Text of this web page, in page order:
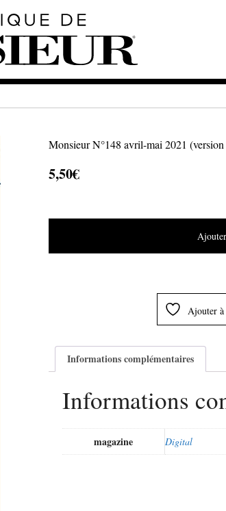
Monsieur N°148 avril-mai 2021
5,50€
Ajouter à
Informations complémentaires
Informations
magazine Digital